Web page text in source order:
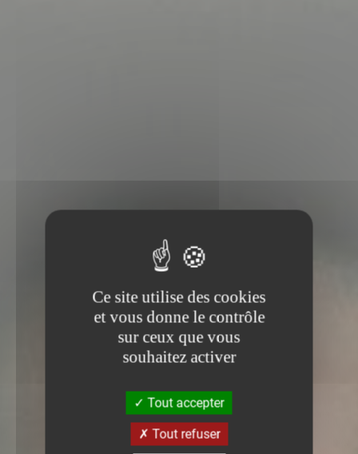
Ce site utilise des cookies
et vous donne le contrôle
sur ceux que vous
souhaitez activer
Tout accepter
Tout refuser